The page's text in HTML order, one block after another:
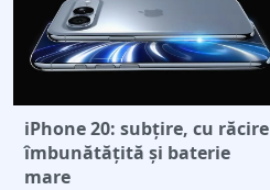
iPhone 20: subțire, cu răcire
îmbunătățită și baterie
mare